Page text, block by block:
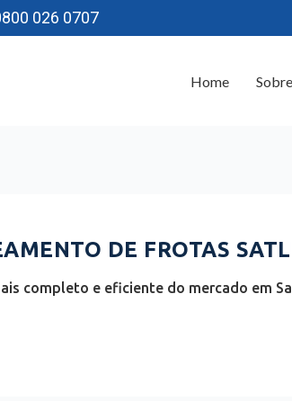
026 0707
Home
DE FROTAS
completo e eficiente do mercado em